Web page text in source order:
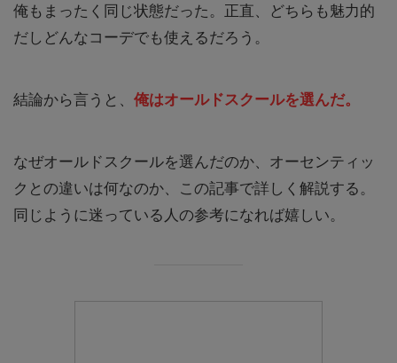
俺もまったく同じ状態だった。正直、どちらも魅力的
だしどんなコーデでも使えるだろう。
結論から言うと、 俺はオールドスクールを選んだ。
なぜオールドスクールを選んだのか、オーセンティッ
クとの違いは何なのか、この記事で詳しく解説する。
同じように迷っている人の参考になれば嬉しい。